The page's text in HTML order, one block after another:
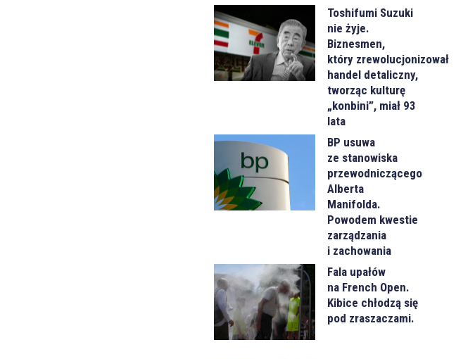
Toshifumi Suzuki
nie żyje.
Biznesmen,
który zrewolucjonizował
handel detaliczny,
tworząc kulturę
„konbini”, miał 93
lata
BP usuwa
ze stanowiska
przewodniczącego
Alberta
Manifolda.
Powodem kwestie
zarządzania
i zachowania
Fala upałów
na French Open.
Kibice chłodzą się
pod zraszaczami.